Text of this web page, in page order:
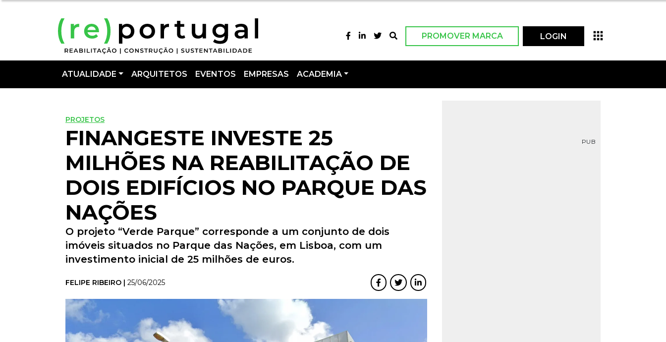
PROMOVER MARCA LOGIN
ATUALIDADE ARQUITETOS EVENTOS EMPRESAS ACADEMIA
PROJETOS
FINANGESTE INVESTE 25
MILHÕES NA REABILITAÇÃO DE
DOIS EDIFÍCIOS NO PARQUE DAS
NAÇÕES
O projeto “Verde Parque” corresponde a um conjunto de dois
imóveis situados no Parque das Nações, em Lisboa, com um
investimento inicial de 25 milhões de euros.
FELIPE RIBEIRO | 25/06/2025
PUB